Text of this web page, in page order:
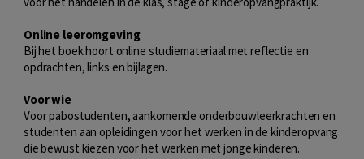
Online leeromgeving
Bij het boek hoort online studiemateriaal met reflectie en
opdrachten, links en bijlagen.
Voor wie
Voor pabostudenten, aankomende onderbouwleerkrachten en
studenten aan opleidingen voor het werken in de kinderopvang
die bewust kiezen voor het werken met jonge kinderen.